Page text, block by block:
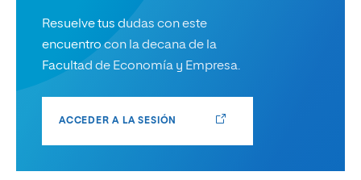
Resuelve tus dudas con este
encuentro con la decana de la
Facultad de Economía y Empresa.
ACCEDER A LA SESIÓN